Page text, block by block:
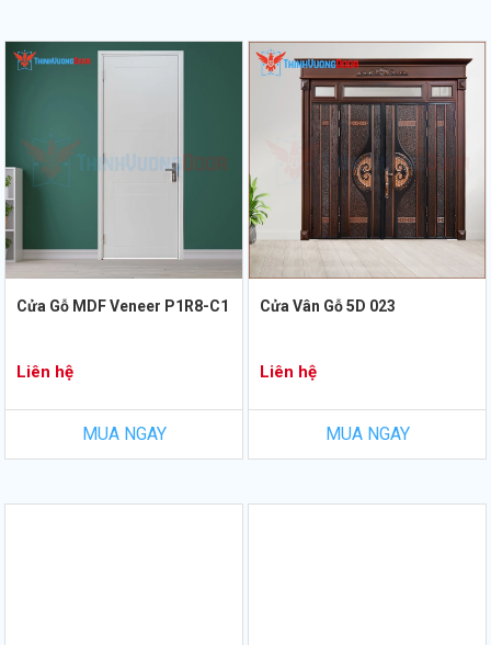
Cửa Gỗ MDF Veneer P1R8-C1
Liên hệ
MUA NGAY
Cửa Vân Gỗ 5D 023
Liên hệ
MUA NGAY